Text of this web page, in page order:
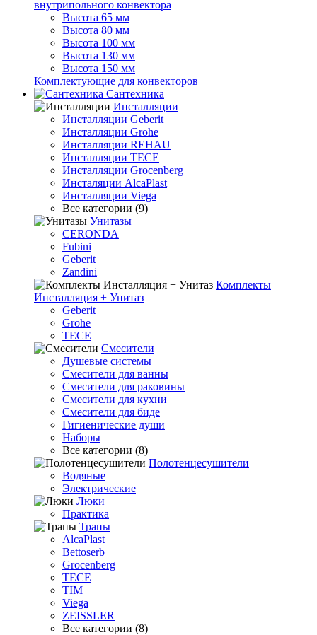
внутрипольного конвектора
Высота 65 мм
Высота 80 мм
Высота 100 мм
Высота 130 мм
Высота 150 мм
Комплектующие для конвекторов
Сантехника
Инсталляции
Инсталляции Geberit
Инсталляции Grohe
Инсталляции REHAU
Инсталляции TECE
Инсталляции Grocenberg
Инсталяции AlcaPlast
Инсталляции Viega
Все категории (9)
Унитазы
CERONDA
Fubini
Geberit
Zandini
Комплекты
Инсталляция + Унитаз
Geberit
Grohe
TECE
Смесители
Душевые системы
Смесители для ванны
Смесители для раковины
Смесители для кухни
Смесители для биде
Гигиенические души
Наборы
Все категории (8)
Полотенцесушители
Водяные
Электрические
Люки
Практика
Трапы
AlcaPlast
Bettoserb
Grocenberg
TECE
TIM
Viega
ZEISSLER
Все категории (8)